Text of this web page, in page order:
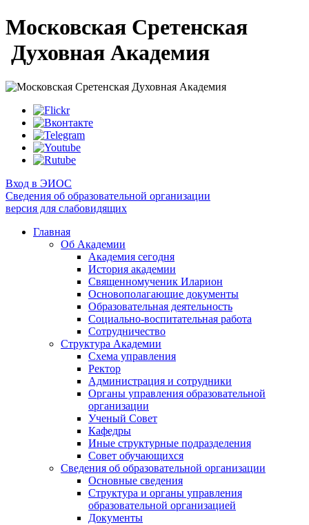
Московская Сретенская
Духовная Академия
Вход в ЭИОС
Сведения об образовательной организации
версия для слабовидящих
Главная
Об Академии
Академия сегодня
История академии
Священномученик Иларион
Основополагающие документы
Образовательная деятельность
Социально-воспитательная работа
Сотрудничество
Структура Академии
Схема управления
Ректор
Администрация и сотрудники
Органы управления образовательной
организации
Ученый Совет
Кафедры
Иные структурные подразделения
Совет обучающихся
Сведения об образовательной организации
Основные сведения
Структура и органы управления
образовательной организацией
Документы